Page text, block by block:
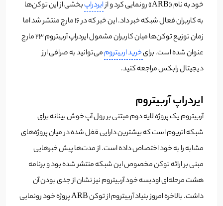
خود به نام «ARB» رونمایی کرد و از
ایردراپبخشی از این توکن‌ها
به کاربران فعال شبکه خبر داد. این خبر که در 16 مارچ منتشر شد اما
زمان توزیع توکن‌ها میان کاربران مشمول ایردراپ آربیتروم 23 مارچ
عنوان شده است.برایخرید اربیتروممی‌توانید به صرافی ارز
دیجیتال رابکس مراجعه کنید.
ایردراپ آربیتروم
آربیتروم یک پروژه لایه دوم مبتنی بر رول آپ خوش بینانه برای
شبکه اتریوم است که بیشترین دارایی قفل شده در میان پروژه‌های
مشابه را به خود اختصاص داده است. از مدت‌ها پیش خبرهایی
مبنی بر ارائه توکن مخصوص این شبکه منتشر شده بود و برنامه
هشت مرحله‌ای اودیسه خود آربیتروم نیز نشان از جدی بودن آن
داشت. بالاخره امروز بنیاد آربیتروم از توکن ARB پروژه خود رونمایی